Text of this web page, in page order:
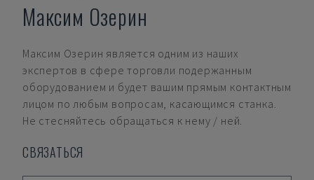
Максим Озерин
Максим Озерин является одним из наших
экспертов в сфере торговли подержанным
оборудованием и будет вашим прямым контактным
лицом по любым вопросам, касающимся станка.
Не стесняйтесь обращаться к нему / ней.
СВЯЗАТЬСЯ